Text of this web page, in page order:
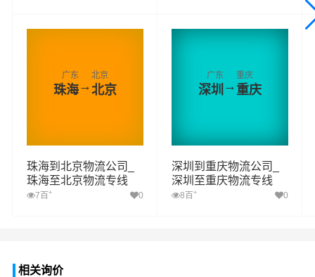
广东
珠海→
北京
北京
珠海到北京物流公司_
珠海至北京物流专线
7百+ 0
广东
深圳 →
重庆
重庆
深圳到重庆物流公司_
深圳至重庆物流专线
8百+ 0
相关询价